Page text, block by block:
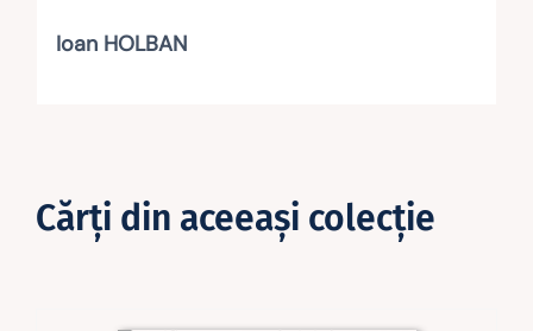
Ioan HOLBAN
Cărţi din aceeaşi colecţie